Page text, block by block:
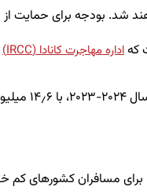
اداره مهاجرت کانادا (IRCC)